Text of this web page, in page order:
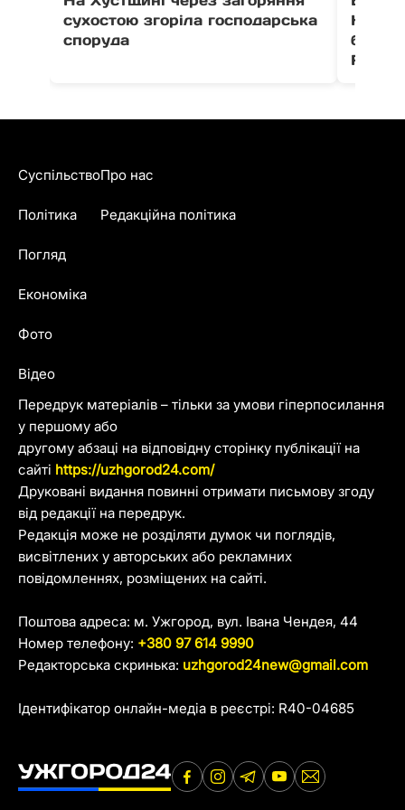
сухостою згоріла господарська
споруда
Fest
Передрук матеріалів – тільки за умови гіперпосилання
у першому або
другому абзаці на відповідну сторінку публікації на
сайті https://uzhgorod24.com/
Друковані видання повинні отримати письмову згоду
від редакції на передрук.
Редакція може не розділяти думок чи поглядів,
висвітлених у авторських або рекламних
повідомленнях, розміщених на сайті.
Поштова адреса: м. Ужгород, вул. Івана Чендея, 44
Номер телефону: +380 97 614 9990
Редакторська скринька: uzhgorod24new@gmail.com
Ідентифікатор онлайн-медіа в реєстрі: R40-04685
Суспільство
Політика
Погляд
Економіка
Фото
Відео
Про нас
Редакційна політика